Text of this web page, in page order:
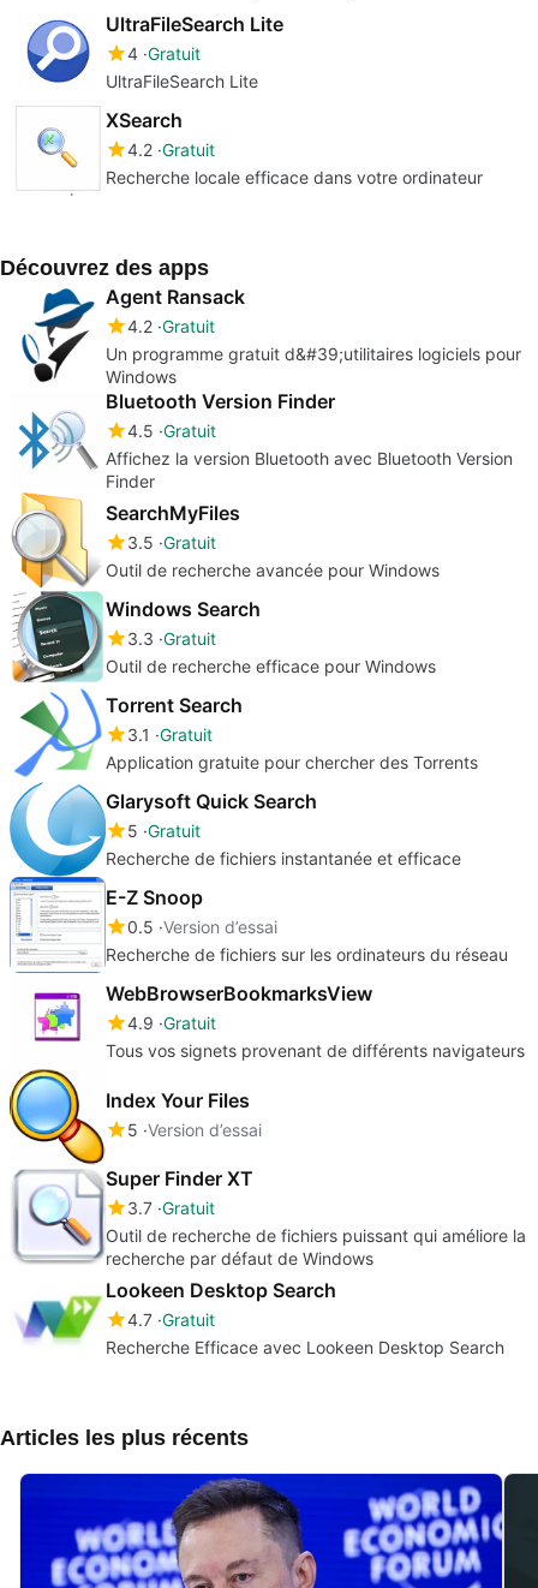
UltraFileSearch Lite
4 Gratuit
UltraFileSearch Lite
XSearch
4.2 Gratuit
Recherche locale efficace dans votre ordinateur
Découvrez des apps
Agent Ransack
4.2 Gratuit
Un programme gratuit d&#39;utilitaires logiciels pour
Windows
Bluetooth Version Finder
4.5 Gratuit
Affichez la version Bluetooth avec Bluetooth Version
Finder
SearchMyFiles
3.5 Gratuit
Outil de recherche avancée pour Windows
Windows Search
3.3 Gratuit
Outil de recherche efficace pour Windows
Torrent Search
3.1 Gratuit
Application gratuite pour chercher des Torrents
Glarysoft Quick Search
5 Gratuit
Recherche de fichiers instantanée et efficace
E-Z Snoop
0.5 Version d’essai
Recherche de fichiers sur les ordinateurs du réseau
WebBrowserBookmarksView
4.9 Gratuit
Tous vos signets provenant de différents navigateurs
Index Your Files
5 Version d’essai
Super Finder XT
3.7 Gratuit
Outil de recherche de fichiers puissant qui améliore la
recherche par défaut de Windows
Lookeen Desktop Search
4.7 Gratuit
Recherche Efficace avec Lookeen Desktop Search
Articles les plus récents